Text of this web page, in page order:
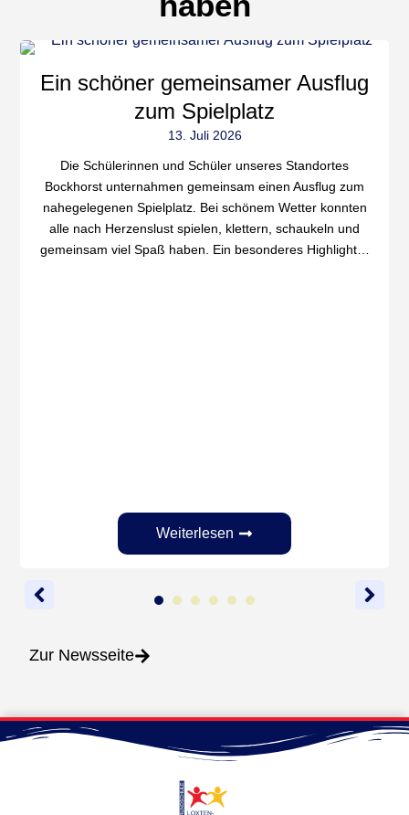
Ein schöner gemeinsamer Ausflug
zum Spielplatz
13. Juli 2026
Die Schülerinnen und Schüler unseres Standortes
Bockhorst unternahmen gemeinsam einen Ausflug zum
nahegelegenen Spielplatz. Bei schönem Wetter konnten
alle nach Herzenslust spielen, klettern, schaukeln und
gemeinsam viel Spaß haben. Ein besonderes Highlight…
Weiterlesen
Zur Newsseite